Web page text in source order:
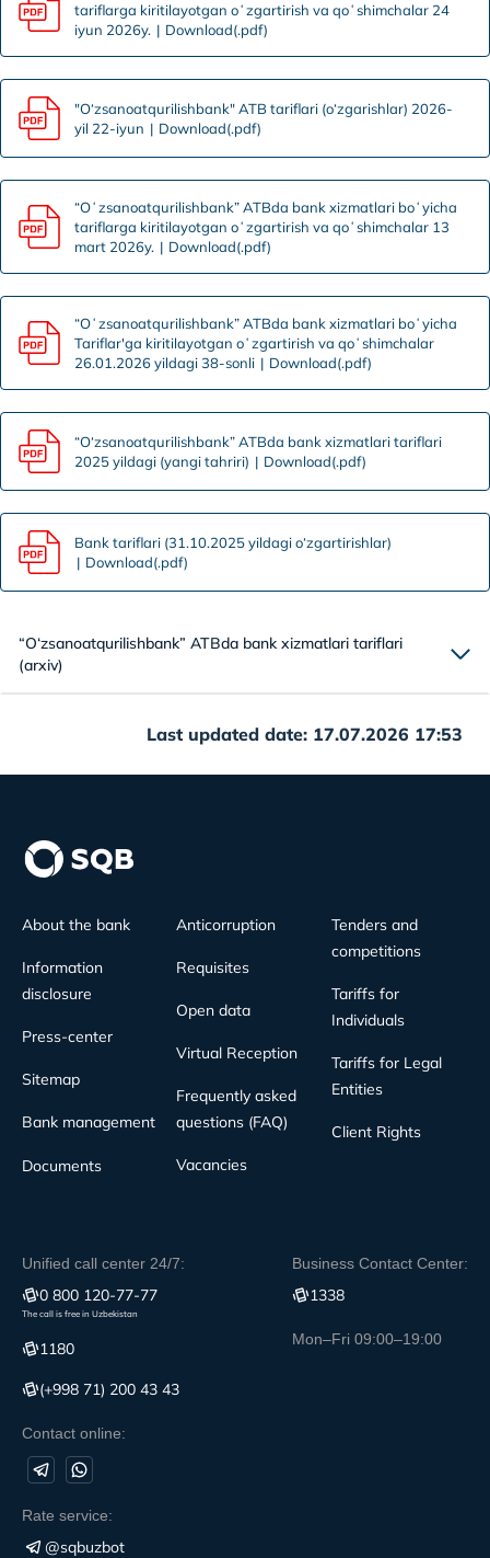
tariflarga kiritilayotgan oʻzgartirish va qoʻshimchalar 24
iyun 2026y.
Download(.pdf)
"O‘zsanoatqurilishbank" ATB tariflari (o‘zgarishlar) 2026-
yil 22-iyun
Download(.pdf)
“Oʻzsanoatqurilishbank” ATBda bank xizmatlari boʻyicha
tariflarga kiritilayotgan oʻzgartirish va qoʻshimchalar 13
mart 2026y.
Download(.pdf)
“Oʻzsanoatqurilishbank” ATBda bank xizmatlari boʻyicha
Tariflar'ga kiritilayotgan oʻzgartirish va qoʻshimchalar
26.01.2026 yildagi 38-sonli
Download(.pdf)
“O‘zsanoatqurilishbank” ATBda bank xizmatlari tariflari
2025 yildagi (yangi tahriri)
Download(.pdf)
Bank tariflari (31.10.2025 yildagi o‘zgartirishlar)
Download(.pdf)
“O‘zsanoatqurilishbank” ATBda bank xizmatlari tariflari
(arxiv)
Last updated date: 17.07.2026 17:53
About the bank
Information
disclosure
Press-center
Sitemap
Bank management
Documents
Anticorruption
Requisites
Open data
Virtual Reception
Frequently asked
questions (FAQ)
Vacancies
Tenders and
competitions
Tariffs for
Individuals
Tariffs for Legal
Entities
Client Rights
Unified call center 24/7:
0 800 120-77-77
The call is free in Uzbekistan
1180
(+998 71) 200 43 43
Contact online:
Business Contact Center:
1338
Mon–Fri 09:00–19:00
Rate service:
@sqbuzbot